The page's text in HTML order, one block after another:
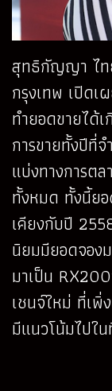
สุทธิกัญญา ไท
กรุงเทพ เปิดเ
ทำยอดขายได้
การขายทั้งปีที่
แบ่งทางการต
ทั้งหมด ทั้งนี้ยอ
เคียงกับปี
นิยมมียอดจอง
มาเป็น
เชนจ์ใหม่ ที่เพิ่
มีแนวโน้มไปใ